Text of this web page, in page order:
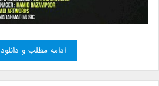
ادامه مطلب و دانلود